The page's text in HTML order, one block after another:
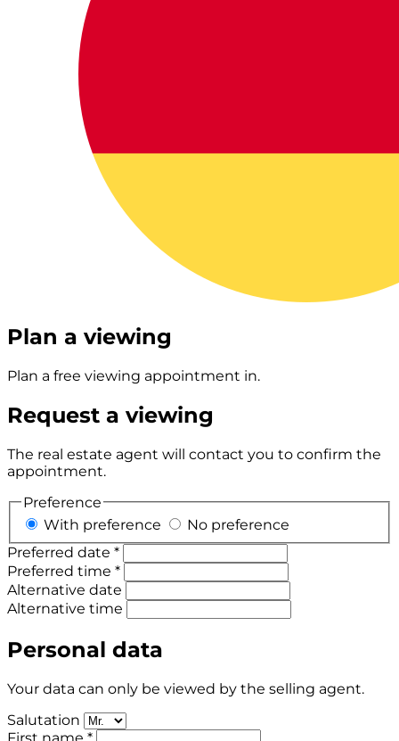
Plan a viewing
Plan a free viewing appointment in.
Request a viewing
The real estate agent will contact you to confirm the
appointment.
Preference
With preference
No preference
Preferred date *
Preferred time *
Alternative date
Alternative time
Personal data
Your data can only be viewed by the selling agent.
Salutation